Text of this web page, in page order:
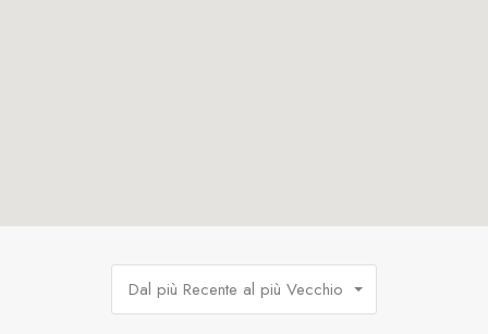
Dal più Recente al più Vecchio